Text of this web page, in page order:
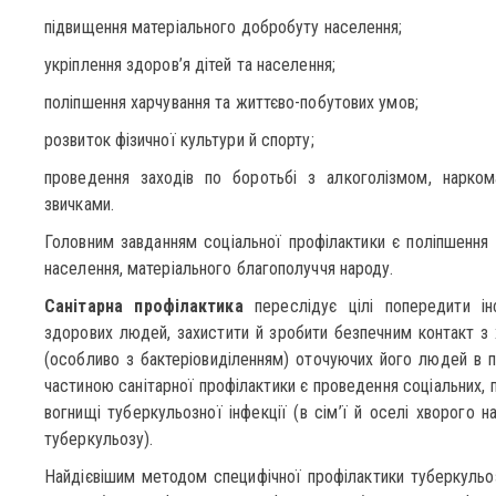
підвищення матеріального добробуту населення;
укріплення здоров’я дітей та населення;
поліпшення харчування та життєво-побутових умов;
розвиток фізичної культури й спорту;
проведення заходів по боротьбі з алкоголізмом,
звичками.
Головним завданням соціальної профілактики є
населення, матеріального благополуччя народу.
Санітарна профілактика переслідує цілі попередити
здорових людей, захистити й зробити безпечним контакт
(особливо з бактеріовиділенням) оточуючих його людей
частиною санітарної профілактики є проведення соціальних,
вогнищі туберкульозної інфекції (в сім’ї й оселі хворого
туберкульозу).
Найдієвішим методом специфічної профілактики